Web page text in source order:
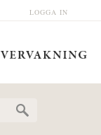
LOGGA IN